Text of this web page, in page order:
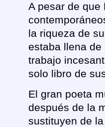
A pesar de
la riqueza de
estaba llena
trabajo
solo libro de
El gran poeta
después de la
sustituyen de